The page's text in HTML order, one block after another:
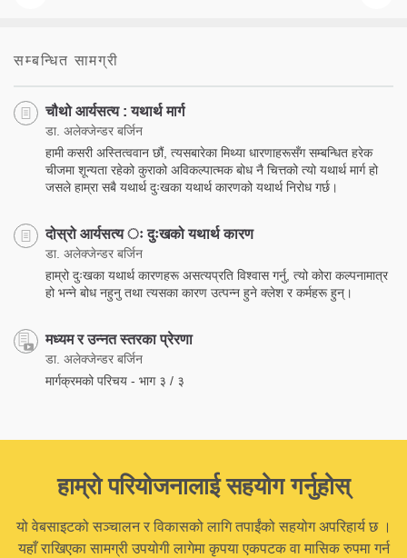
सम्बन्धित सामग्री
चौथो आर्यसत्य : यथार्थ मार्ग
डा. अलेक्जेन्डर बर्जिन
हामी कसरी अस्तित्ववान छौं, त्यसबारेका मिथ्या धारणाहरूसँग सम्बन्धित हरेक
चीजमा शून्यता रहेको कुराको अविकल्पात्मक बोध नै चित्तको त्यो यथार्थ मार्ग हो
जसले हाम्रा सबै यथार्थ दुःखका यथार्थ कारणको यथार्थ निरोध गर्छ।
दोस्रो आर्यसत्य ः दुःखको यथार्थ कारण
डा. अलेक्जेन्डर बर्जिन
हाम्रो दुःखका यथार्थ कारणहरू असत्यप्रति विश्वास गर्नु, त्यो कोरा कल्पनामात्र
हो भन्ने बोध नहुनु तथा त्यसका कारण उत्पन्न हुने क्लेश र कर्महरू हुन्।
मध्यम र उन्नत स्तरका प्रेरणा
डा. अलेक्जेन्डर बर्जिन
मार्गक्रमको परिचय - भाग ३ / ३
हाम्रो परियोजनालाई सहयोग गर्नुहोस्
यो वेबसाइटको सञ्चालन र विकासको लागि तपाईंको सहयोग अपरिहार्य छ ।
यहाँ राखिएका सामग्री उपयोगी लागेमा कृपया एकपटक वा मासिक रुपमा गर्न